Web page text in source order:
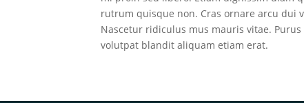
rutrum quisque non. Cras ornare arcu dui
Nascetur ridiculus mus mauris vitae.
volutpat blandit aliquam etiam erat.